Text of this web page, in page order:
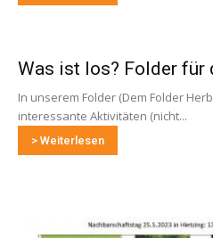
Was ist los? Folder für
In unserem Folder (Dem Folder
interessante Aktivitäten (nicht...
> Weiterlesen